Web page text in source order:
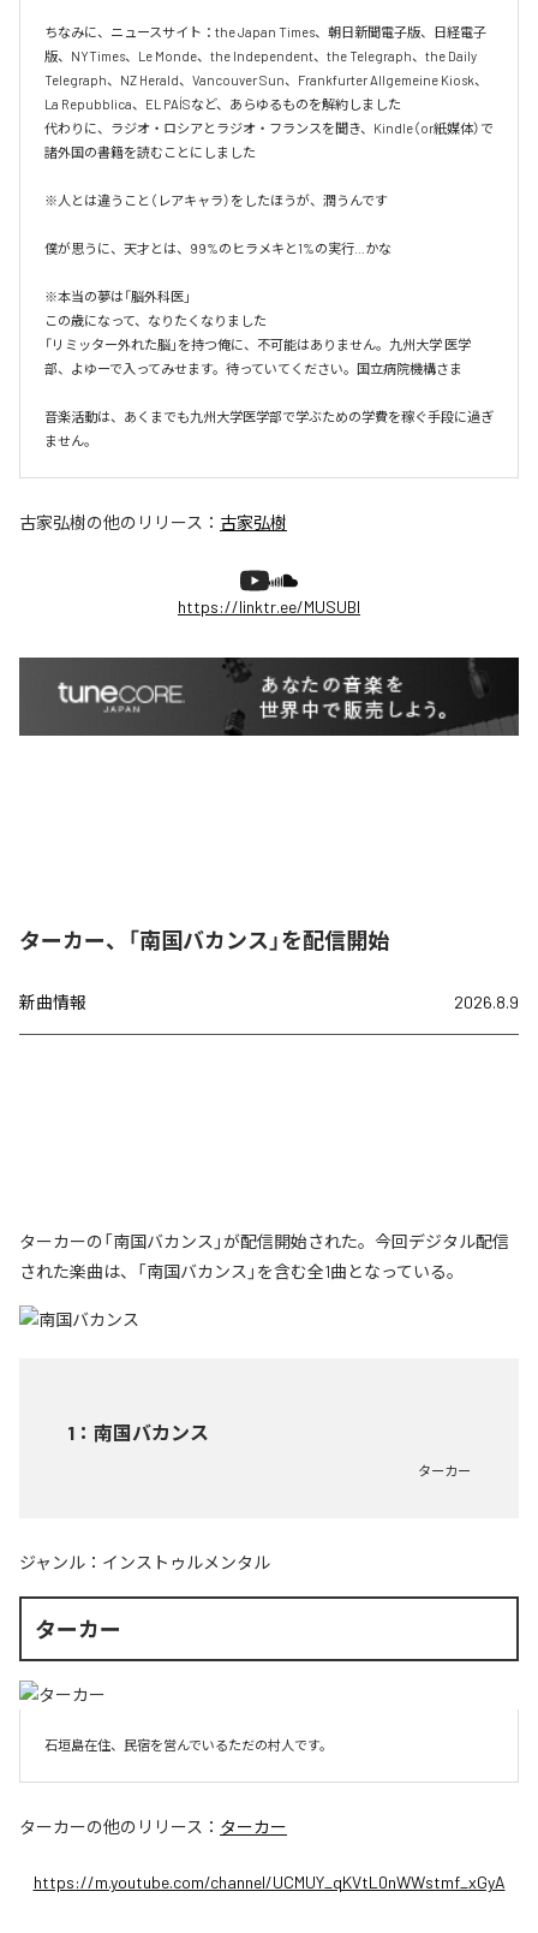
ちなみに、ニュースサイト：the Japan Times、朝日新聞電子版、日経電子
版、NYTimes、Le Monde、the Independent、the Telegraph、the Daily
Telegraph、NZ Herald、Vancouver Sun、Frankfurter Allgemeine Kiosk、
La Repubblica、EL PAÍSなど、あらゆるものを解約しました
代わりに、ラジオ・ロシアとラジオ・フランスを聞き、Kindle（or紙媒体）で
諸外国の書籍を読むことにしました
※人とは違うこと（レアキャラ）をしたほうが、潤うんです
僕が思うに、天才とは、99%のヒラメキと1%の実行…かな
※本当の夢は「脳外科医」
この歳になって、なりたくなりました
「リミッター外れた脳」を持つ俺に、不可能はありません。九州大学 医学
部、よゆーで入ってみせます。待っていてください。国立病院機構さま
音楽活動は、あくまでも九州大学医学部で学ぶための学費を稼ぐ手段に過ぎ
ません。
古家弘樹の他のリリース： 古家弘樹
https://linktr.ee/MUSUBI
ターカー、「南国バカンス」を配信開始
新曲情報 2026.8.9
ターカーの「南国バカンス」が配信開始された。今回デジタル配信
された楽曲は、「南国バカンス」を含む全1曲となっている。
1 ： 南国バカンス
ターカー
ジャンル： インストゥルメンタル
ターカー
石垣島在住、民宿を営んでいるただの村人です。
ターカーの他のリリース： ターカー
https://m.youtube.com/channel/UCMUY_qKVtL0nWWstmf_xGyA